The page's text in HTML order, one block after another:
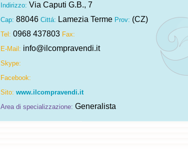
Indirizzo: Via Caputi G.B., 7
Cap: 88046 Cittá: Lamezia Terme Prov: (CZ)
Tel: 0968 437803 Fax:
E-Mail: info@ilcompravendi.it
Skype:
Facebook:
Sito: www.ilcompravendi.it
Area di specializzazione: Generalista